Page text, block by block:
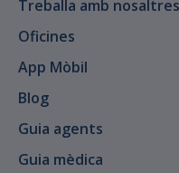
Treballa amb nosaltres
Oficines
App Mòbil
Blog
Guia agents
Guia mèdica